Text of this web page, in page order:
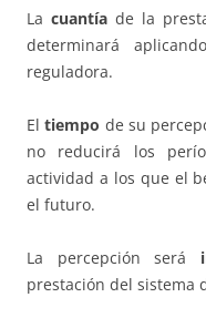
La cuantía de la
determinará
reguladora.
Eltiempo de su
no reducirá los
actividad a los que el
el futuro.
La percepción será
prestación del sistema